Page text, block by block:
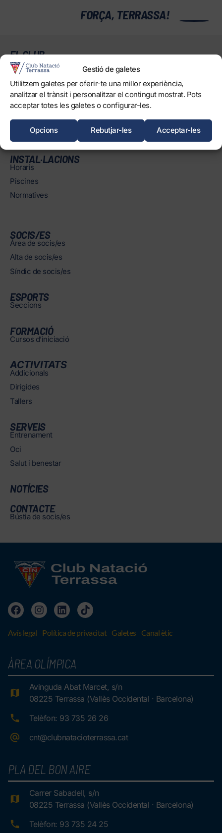
Gestió de galetes
Utilitzem galetes per oferir-te una millor experiència,
analitzar el trànsit i personalitzar el contingut mostrat. Pots
acceptar totes les galetes o configurar-les.
Acceptar-les
Rebutjar-les
Opcions
FORÇA, TERRASSA!
EL CLUB
Història
Òrgans
Informació corporativa i transparència
Treballa amb nosaltres
Protecció dels Infants
Objectius de Desenvolupament Sostenible
INSTAL·LACIONS
Horaris
Piscines
Normatives
SOCIS/ES
Àrea de socis/es
Alta de socis/es
Síndic de socis/es
ESPORTS
Seccions
FORMACIÓ
Cursos d’iniciació
ACTIVITATS
Addicionals
Dirigides
Tallers
SERVEIS
Entrenament
Oci
Salut i benestar
NOTÍCIES
CONTACTE
Bústia de socis/es
Avís legal Política de privacitat Galetes Canal ètic
ÀREA OLÍMPICA
Avinguda Abat Marcet, s/n
08225 Terrassa (Vallès Occidental · Barcelona)
Telèfon: 93 735 26 26
cnt@clubnatacioterrassa.cat
PLA DEL BON AIRE
Carrer Sabadell, s/n
08225 Terrassa (Vallès Occidental · Barcelona)
Telèfon: 93 735 24 25